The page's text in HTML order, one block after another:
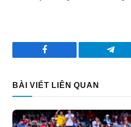
Facebook
BÀI VIẾT LIÊN QUAN